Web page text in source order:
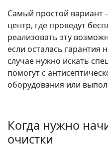
Самый простой вариант
центр, где проведут
реализовать эту
если осталась гарантия
случае нужно искать
помогут с
оборудования или
Когда нужно
очистки